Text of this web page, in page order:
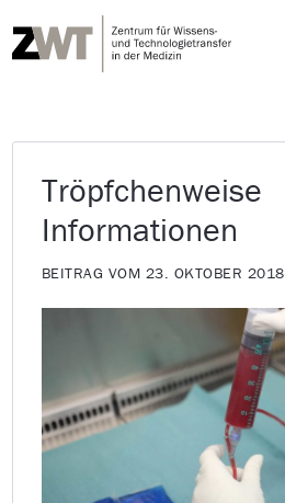
Tröpfchenweise
Informationen
BEITRAG VOM 23. OKTOBER 2018